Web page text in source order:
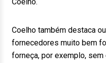
Coelho também destaca
fornecedores muito bem
forneça, por exemplo,